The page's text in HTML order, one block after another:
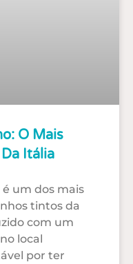
O Mais
Itália
um dos mais
tintos da
com um
local
por ter